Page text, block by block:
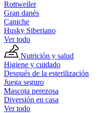
Rottweiler
Gran danés
Caniche
Husky Siberiano
Ver todo
Nutrición y salud
Higiene y cuidado
Después de la esterilización
Juega seguro
Mascota perezosa
Diversión en casa
Ver todo